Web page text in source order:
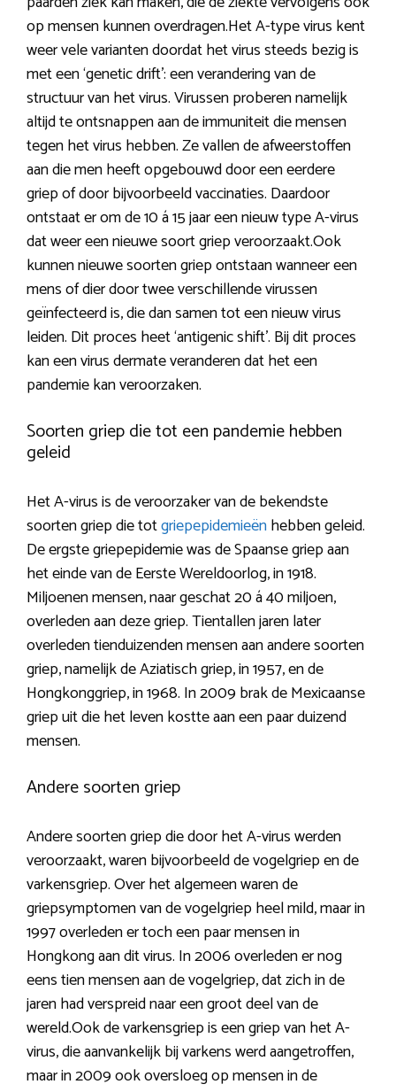
op mensen kunnen overdragen.Het A-type virus kent
weer vele varianten doordat het virus steeds bezig is
met een ‘genetic drift’: een verandering van de
structuur van het virus. Virussen proberen namelijk
altijd te ontsnappen aan de immuniteit die mensen
tegen het virus hebben. Ze vallen de afweerstoffen
aan die men heeft opgebouwd door een eerdere
griep of door bijvoorbeeld vaccinaties. Daardoor
ontstaat er om de 10 á 15 jaar een nieuw type A-virus
dat weer een nieuwe soort griep veroorzaakt.Ook
kunnen nieuwe soorten griep ontstaan wanneer een
mens of dier door twee verschillende virussen
geïnfecteerd is, die dan samen tot een nieuw virus
leiden. Dit proces heet ‘antigenic shift’. Bij dit proces
kan een virus dermate veranderen dat het een
pandemie kan veroorzaken.
Soorten griep die tot een pandemie hebben
geleid
Het A-virus is de veroorzaker van de bekendste
soorten griep die totgriepepidemieënhebben geleid.
De ergste griepepidemie was de Spaanse griep aan
het einde van de Eerste Wereldoorlog, in 1918.
Miljoenen mensen, naar geschat 20 á 40 miljoen,
overleden aan deze griep. Tientallen jaren later
overleden tienduizenden mensen aan andere soorten
griep, namelijk de Aziatisch griep, in 1957, en de
Hongkonggriep, in 1968. In 2009 brak de Mexicaanse
griep uit die het leven kostte aan een paar duizend
mensen.
Andere soorten griep
Andere soorten griep die door het A-virus werden
veroorzaakt, waren bijvoorbeeld de vogelgriep en de
varkensgriep. Over het algemeen waren de
griepsymptomen van de vogelgriep heel mild, maar in
1997 overleden er toch een paar mensen in
Hongkong aan dit virus. In 2006 overleden er nog
eens tien mensen aan de vogelgriep, dat zich in de
jaren had verspreid naar een groot deel van de
wereld.Ook de varkensgriep is een griep van het A-
virus, die aanvankelijk bij varkens werd aangetroffen,
maar in 2009 ook oversloeg op mensen in de